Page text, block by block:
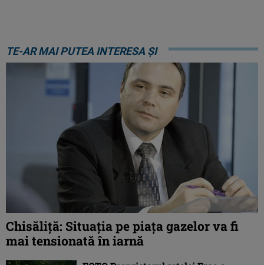
TE-AR MAI PUTEA INTERESA ȘI
Chisăliţă: Situaţia pe piaţa gazelor va fi
mai tensionată în iarnă